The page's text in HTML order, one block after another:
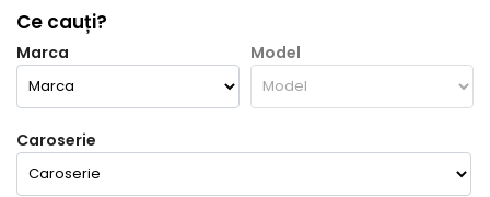
Ce cauți?
Marca Model
Caroserie